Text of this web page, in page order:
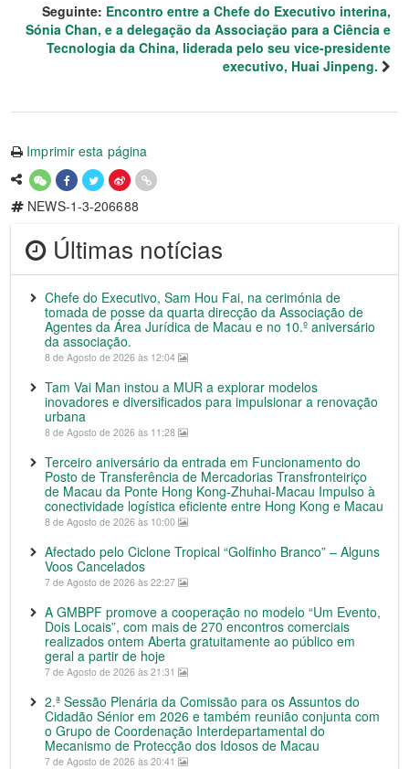
Seguinte: Encontro entre a Chefe do Executivo interina,
Sónia Chan, e a delegação da Associação para a Ciência e
Tecnologia da China, liderada pelo seu vice-presidente
executivo, Huai Jinpeng.
Imprimir esta página
NEWS-1-3-206688
Últimas notícias
Chefe do Executivo, Sam Hou Fai, na cerimónia de
tomada de posse da quarta direcção da Associação de
Agentes da Área Jurídica de Macau e no 10.º aniversário
da associação.
8 de Agosto de 2026 às 12:04
Tam Vai Man instou a MUR a explorar modelos
inovadores e diversificados para impulsionar a renovação
urbana
8 de Agosto de 2026 às 11:28
Terceiro aniversário da entrada em Funcionamento do
Posto de Transferência de Mercadorias Transfronteiriço
de Macau da Ponte Hong Kong-Zhuhai-Macau Impulso à
conectividade logística eficiente entre Hong Kong e Macau
8 de Agosto de 2026 às 10:00
Afectado pelo Ciclone Tropical “Golfinho Branco” – Alguns
Voos Cancelados
7 de Agosto de 2026 às 22:27
A GMBPF promove a cooperação no modelo “Um Evento,
Dois Locais”, com mais de 270 encontros comerciais
realizados ontem Aberta gratuitamente ao público em
geral a partir de hoje
7 de Agosto de 2026 às 21:31
2.ª Sessão Plenária da Comissão para os Assuntos do
Cidadão Sénior em 2026 e também reunião conjunta com
o Grupo de Coordenação Interdepartamental do
Mecanismo de Protecção dos Idosos de Macau
7 de Agosto de 2026 às 20:41